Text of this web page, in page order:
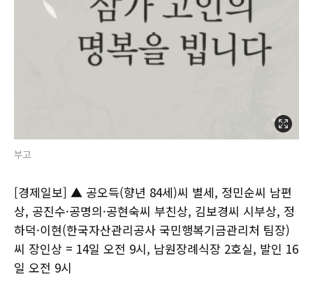
부고
[경제일보] ▲ 공오득(향년 84세)씨 별세, 정민순씨 남편
상, 공진수·공명의·공현숙씨 부친상, 김보경씨 시부상, 정
하덕·이현(한국자산관리공사 국민행복기금관리처 팀장)
씨 장인상 = 14일 오전 9시, 남원장례식장 2호실, 발인 16
일 오전 9시